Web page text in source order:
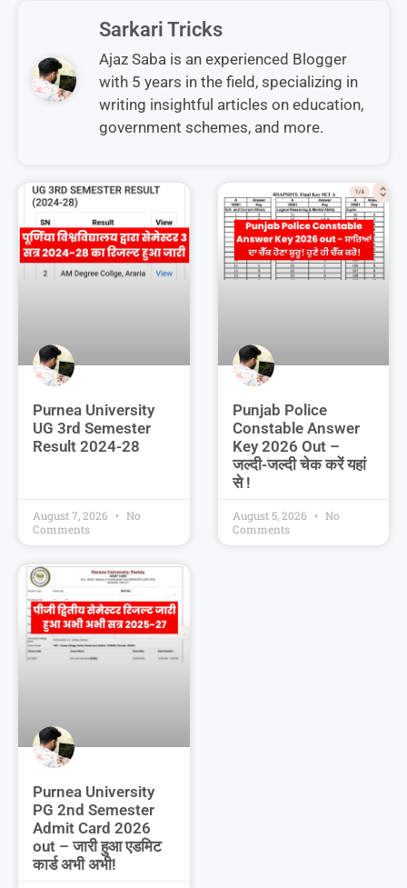
Sarkari Tricks
Ajaz Saba is an experienced Blogger
with 5 years in the field, specializing in
writing insightful articles on education,
government schemes, and more.
Purnea University
UG 3rd Semester
Result 2024-28
August 7, 2026
No
Comments
Punjab Police
Constable Answer
Key 2026 Out –
जल्दी-जल्दी चेक करें यहां
से !
August 5, 2026
No
Comments
Purnea University
PG 2nd Semester
Admit Card 2026
out – जारी हुआ एडमिट
कार्ड अभी अभी!